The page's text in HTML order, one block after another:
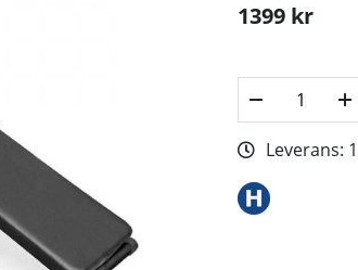
1399 kr
Leverans: